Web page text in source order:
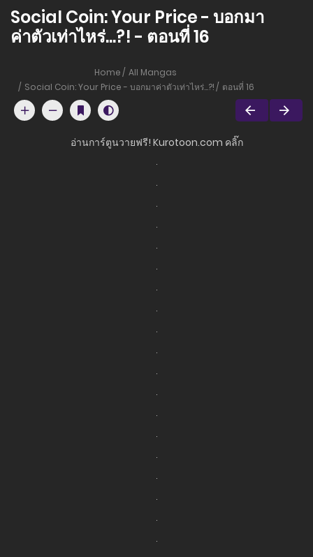
Social Coin: Your Price - บอกมา
ค่าตัวเท่าไหร่...?! - ตอนที่ 16
Home
All Mangas
Social Coin: Your Price - บอกมาค่าตัวเท่าไหร่...?!
ตอนที่ 16
อ่านการ์ตูนวายฟรี! Kurotoon.com คลิ๊ก